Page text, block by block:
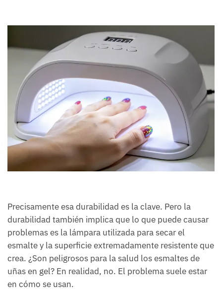
Precisamente esa durabilidad es la clave. Pero la
durabilidad también implica que lo que puede causar
problemas es la lámpara utilizada para secar el
esmalte y la superficie extremadamente resistente que
crea. ¿Son peligrosos para la salud los esmaltes de
uñas en gel? En realidad, no. El problema suele estar
en cómo se usan.